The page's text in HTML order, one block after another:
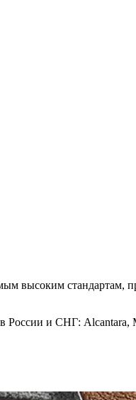
высоким
России и СНГ: Alcantara,